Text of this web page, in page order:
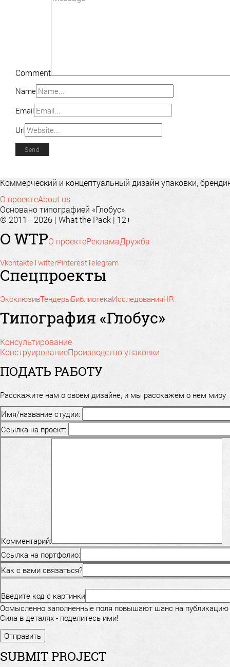
Comment
Name
Email
Url
Коммерческий и концептуальный дизайн упаковки,
О проектеAbout us
Основано типографией «Глобус»
© 2011—2026 | What the Pack | 12+
О WTPО проектеРекламаДружба
VkontakteTwitterPinterestTelegram
Спецпроекты
ЭксклюзивТендерыБиблиотекаИсследованияHR
Типография «Глобус»
Консультирование
КонструированиеПроизводство упаковки
ПОДАТЬ РАБОТУ
Расскажите нам о своем дизайне, и мы расскажем о нем миру
Имя/название студии:
Ссылка на проект:
Комментарий:
Ссылка на портфолио:
Как с вами связаться?
Введите код с картинки
Осмысленно заполненные поля повышают шанс на публикацию
Сила в деталях - поделитесь ими!
SUBMIT PROJECT